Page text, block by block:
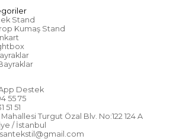
Stand
Kumaş Stand
Destek
55 75
51 51
Turgut Özal Blv. No:122 124 A
/ İstanbul